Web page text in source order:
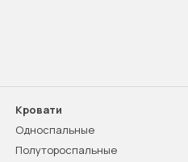
Кровати
Односпальные
Полутороспальные